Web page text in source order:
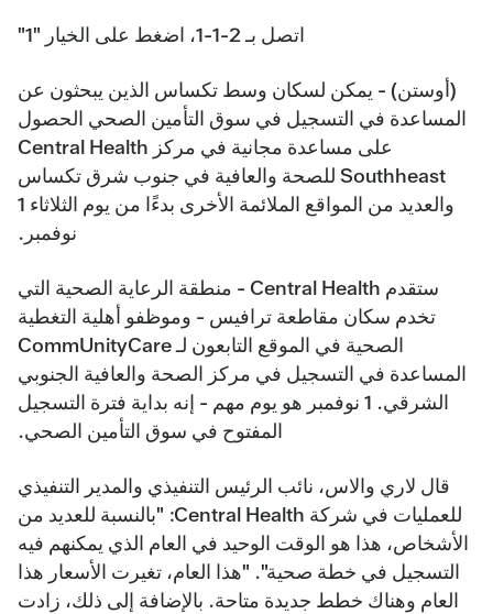
اتصل بـ
(أوستن) - يمكن لسكان وسط تكساس الذين يبحثون عن
المساعدة في التسجيل في سوق التأمين الصحي الحصول
على مساعدة مجانية في مركز Central Health
Southheast للصحة والعافية في جنوب شرق تكساس
والعديد من المواقع الملائمة الأخرى بدءًا من يوم الثلاثاء 1
نوفمبر.
ستقدم Central Health - منطقة الرعاية الصحية التي
تخدم سكان مقاطعة ترافيس - وموظفو أهلية التغطية
الصحية في الموقع التابعون لـ CommUnityCare
المساعدة في التسجيل في مركز الصحة والعافية الجنوبي
الشرقي. 1 نوفمبر هو يوم مهم - إنه بداية فترة التسجيل
المفتوح في سوق التأمين الصحي.
قال لاري والاس، نائب الرئيس التنفيذي والمدير التنفيذي
للعمليات في شركة Central Health: "بالنسبة للعديد من
الأشخاص، هذا هو الوقت الوحيد في العام الذي يمكنهم فيه
التسجيل في خطة صحية". "هذا العام، تغيرت الأسعار هذا
العام وهناك خطط جديدة متاحة. بالإضافة إلى ذلك، زادت